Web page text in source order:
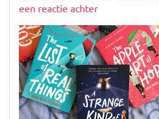
op
een reactie achterop
10
Kinderboeken
van
2019:
Een
Magische